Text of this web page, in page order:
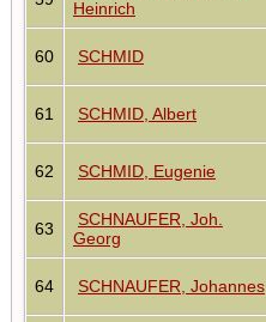
Heinrich
60 SCHMID
61 SCHMID, Albert
62 SCHMID, Eugenie
63
SCHNAUFER, Joh.
Georg
64 SCHNAUFER, Johannes